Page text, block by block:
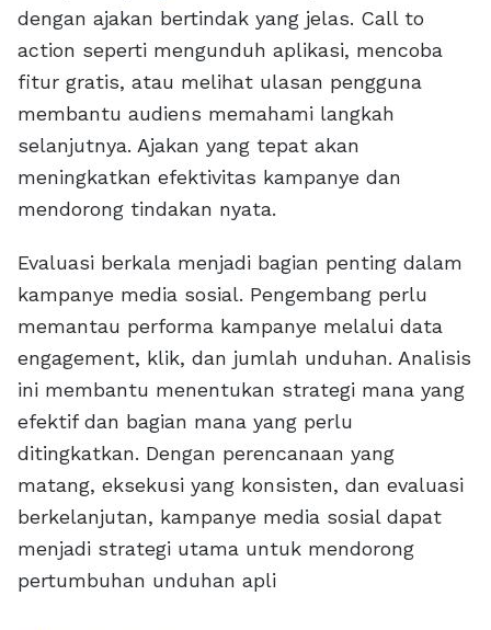
dengan ajakan bertindak yang jelas. Call to
action seperti mengunduh aplikasi, mencoba
fitur gratis, atau melihat ulasan pengguna
membantu audiens memahami langkah
selanjutnya. Ajakan yang tepat akan
meningkatkan efektivitas kampanye dan
mendorong tindakan nyata.
Evaluasi berkala menjadi bagian penting dalam
kampanye media sosial. Pengembang perlu
memantau performa kampanye melalui data
engagement, klik, dan jumlah unduhan. Analisis
ini membantu menentukan strategi mana yang
efektif dan bagian mana yang perlu
ditingkatkan. Dengan perencanaan yang
matang, eksekusi yang konsisten, dan evaluasi
berkelanjutan, kampanye media sosial dapat
menjadi strategi utama untuk mendorong
pertumbuhan unduhan apli